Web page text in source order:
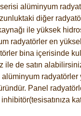
alüminyum
diğer
ile yüksek
radyatörler en
bina içerisinde
ile de satın
radyatörler
Panel